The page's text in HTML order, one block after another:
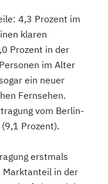
4,3 Prozent im
klaren
Prozent in der
im Alter
ein neuer
Fernsehen.
vom Berlin-
Prozent).
erstmals
Marktanteil in der